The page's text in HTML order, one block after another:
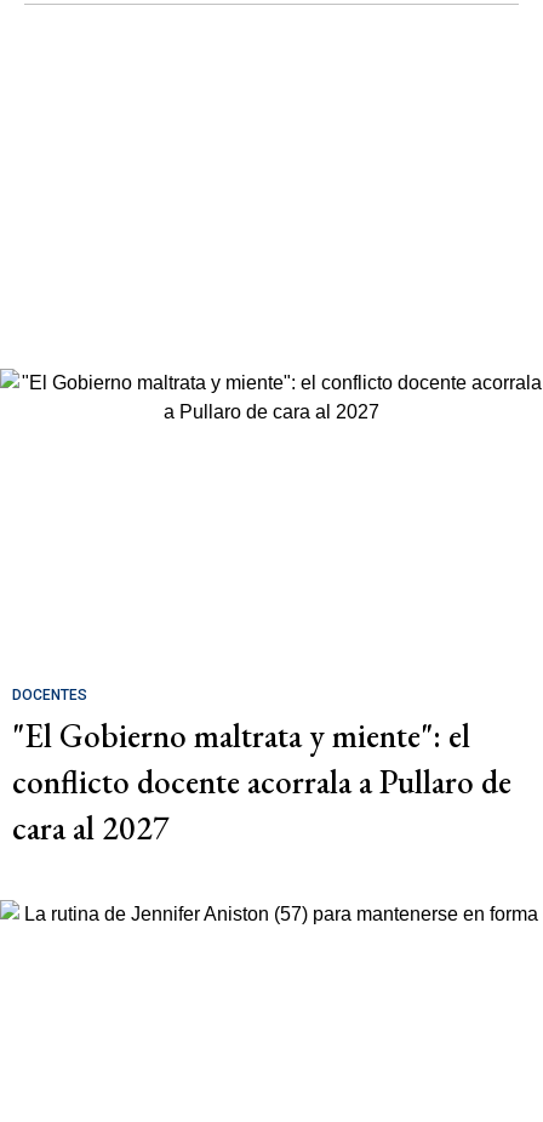
DOCENTES
"El Gobierno maltrata y miente": el
conflicto docente acorrala a Pullaro de
cara al 2027